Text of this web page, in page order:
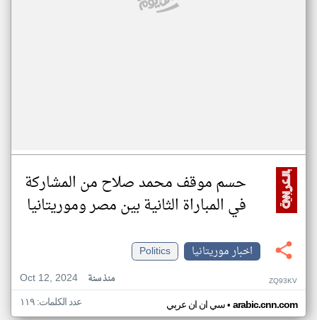
حسم موقف محمد صلاح من المشاركة
في المباراة الثانية بين مصر وموريتانيا
اخبار موريتانيا
Politics
Oct 12, 2024
منذ سنة ZQ93KV
سي ان ان عربي• arabic.cnn.com عدد الكلمات: ١١٩